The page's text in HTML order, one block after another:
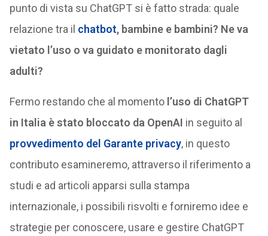
punto di vista su ChatGPT si è fatto strada: quale
relazione tra il chatbot, bambine e bambini? Ne va
vietato l’uso o va guidato e monitorato dagli
adulti?
Fermo restando che al momentol’uso di ChatGPT
in Italia è stato bloccato da OpenAI in seguito al
provvedimento del Garante privacy, in questo
contributo esamineremo, attraverso il riferimento a
studi e ad articoli apparsi sulla stampa
internazionale, i possibili risvolti e forniremo idee e
strategie per conoscere, usare e gestire ChatGPT